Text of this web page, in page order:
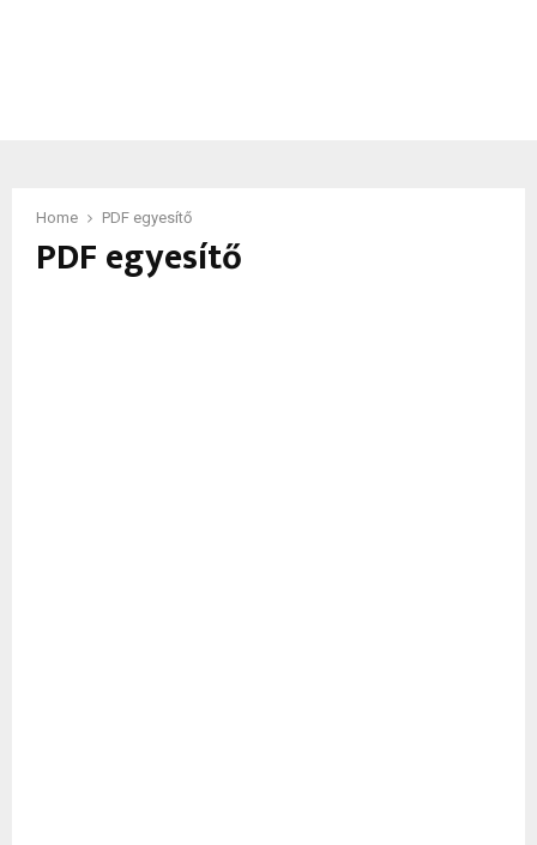
Home PDF egyesítő
PDF egyesítő